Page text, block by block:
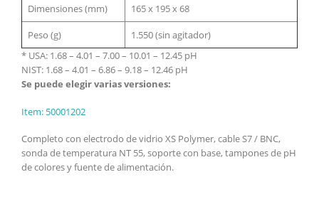
Dimensiones (mm) 165 x 195 x 68
Peso (g)
1.550 (sin agitador)
* USA: 1.68 – 4.01 – 7.00 – 10.01 – 12.45 pH
NIST: 1.68 – 4.01 – 6.86 – 9.18 – 12.46 pH
Se puede elegir varias versiones:
Item: 50001202
Completo con electrodo de vidrio XS Polymer, cable S7 / BNC,
sonda de temperatura NT 55, soporte con base, tampones de pH
de colores y fuente de alimentación.